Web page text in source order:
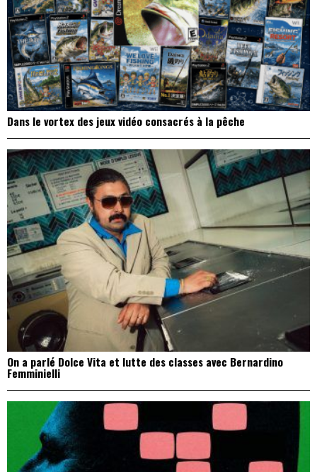
Dans le vortex des jeux vidéo consacrés à la pêche
On a parlé Dolce Vita et lutte des classes avec Bernardino
Femminielli